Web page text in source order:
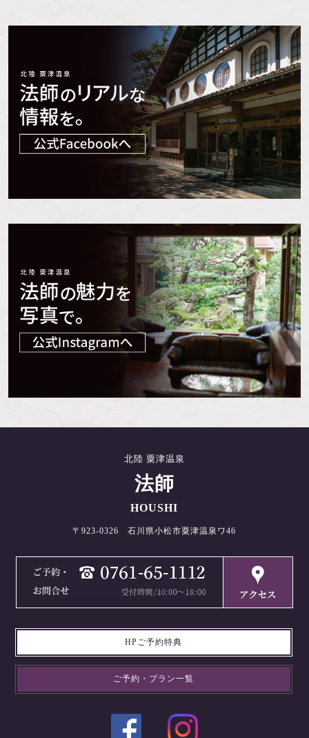
北陸 粟津温泉
法師
HOUSHI
〒923-0326 石川県小松市粟津温泉ワ46
HPご予約特典
ご予約・プラン一覧